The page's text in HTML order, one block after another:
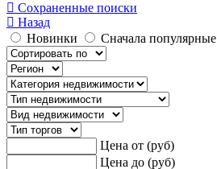
Сохраненные поиски
Назад
Новинки
Сначала популярные
Цена от (руб)
Цена до (руб)